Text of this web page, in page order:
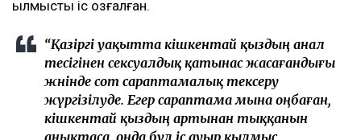
қылмыстық іс қозғалған.
“Қазіргі уақытта кішкентай қыздың анал
тесігінен сексуалдық қатынас жасағандығы
жөнінде сот сараптамалық тексеру
жүргізілуде. Егер сараптама мына оңбаған,
кішкентай қыздың артынан тыққанын
анықтаса, онда бұл іс ауыр қылмыс